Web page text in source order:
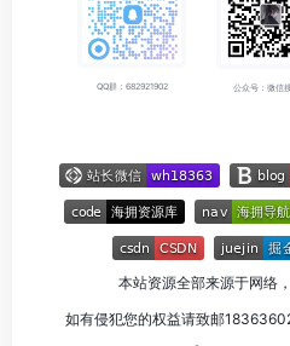
QQ群：682921902 公众号：微信
本站资源全部来源于网络
如有侵犯您的权益请致邮